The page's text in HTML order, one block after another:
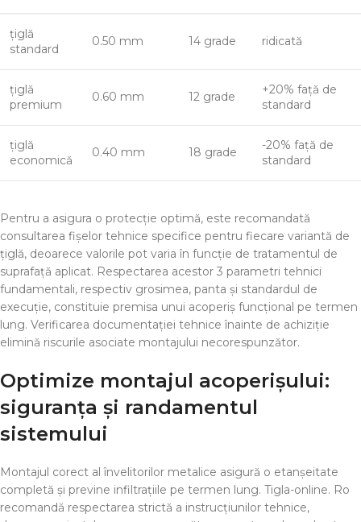
țiglă
standard
0.50 mm 14 grade ridicată
țiglă
premium
0.60 mm 12 grade
+20% față de
standard
țiglă
economică
0.40 mm 18 grade
-20% față de
standard
Pentru a asigura o protecție optimă, este recomandată
consultarea fișelor tehnice specifice pentru fiecare variantă de
țiglă, deoarece valorile pot varia în funcție de tratamentul de
suprafață aplicat. Respectarea acestor 3 parametri tehnici
fundamentali, respectiv grosimea, panta și standardul de
execuție, constituie premisa unui acoperiș funcțional pe termen
lung. Verificarea documentației tehnice înainte de achiziție
elimină riscurile asociate montajului necorespunzător.
Optimize montajul acoperișului:
siguranța și randamentul
sistemului
Montajul corect al învelitorilor metalice asigură o etanșeitate
completă și previne infiltrațiile pe termen lung. Tigla-online. Ro
recomandă respectarea strictă a instrucțiunilor tehnice,